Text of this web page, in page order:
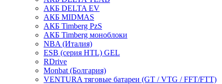
АКБ DELTA EV
АКБ MIDMAS
АКБ Timberg PzS
АКБ Timberg моноблоки
NBA (Италия)
ESB (серия HTL) GEL
RDrive
Monbat (Болгария)
VENTURA тяговые батареи (GT / VTG / FFT/FTT)